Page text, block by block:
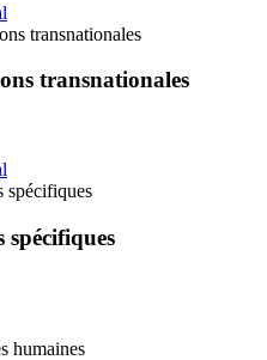
transnationales
transnationales
spécifiques
spécifiques
humaines